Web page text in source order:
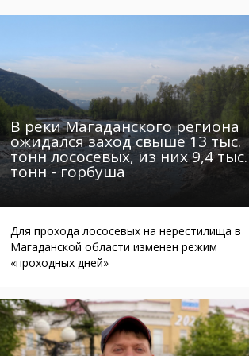
Автобусы Магадан – Аэропорт
Таблица приливов отливов
Не мусорить
Браконьеры
В реки Магаданского региона
ожидался заход свыше 13 тыс.
тонн лососевых, из них 9,4 тыс.
тонн - горбуша
Для прохода лососевых на нерестилища в
Магаданской области изменен режим
«проходных дней»